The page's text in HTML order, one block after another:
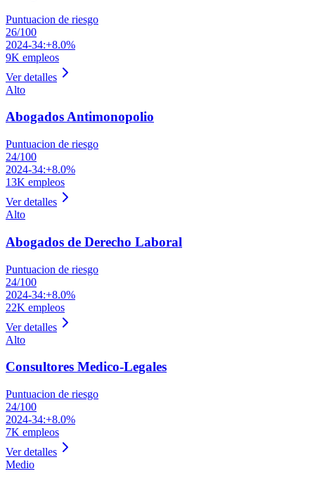
Puntuacion de riesgo
26/100
2024-34:+8.0%
9K empleos
Ver detalles
Alto
Abogados Antimonopolio
Puntuacion de riesgo
24/100
2024-34:+8.0%
13K empleos
Ver detalles
Alto
Abogados de Derecho Laboral
Puntuacion de riesgo
24/100
2024-34:+8.0%
22K empleos
Ver detalles
Alto
Consultores Medico-Legales
Puntuacion de riesgo
24/100
2024-34:+8.0%
7K empleos
Ver detalles
Medio